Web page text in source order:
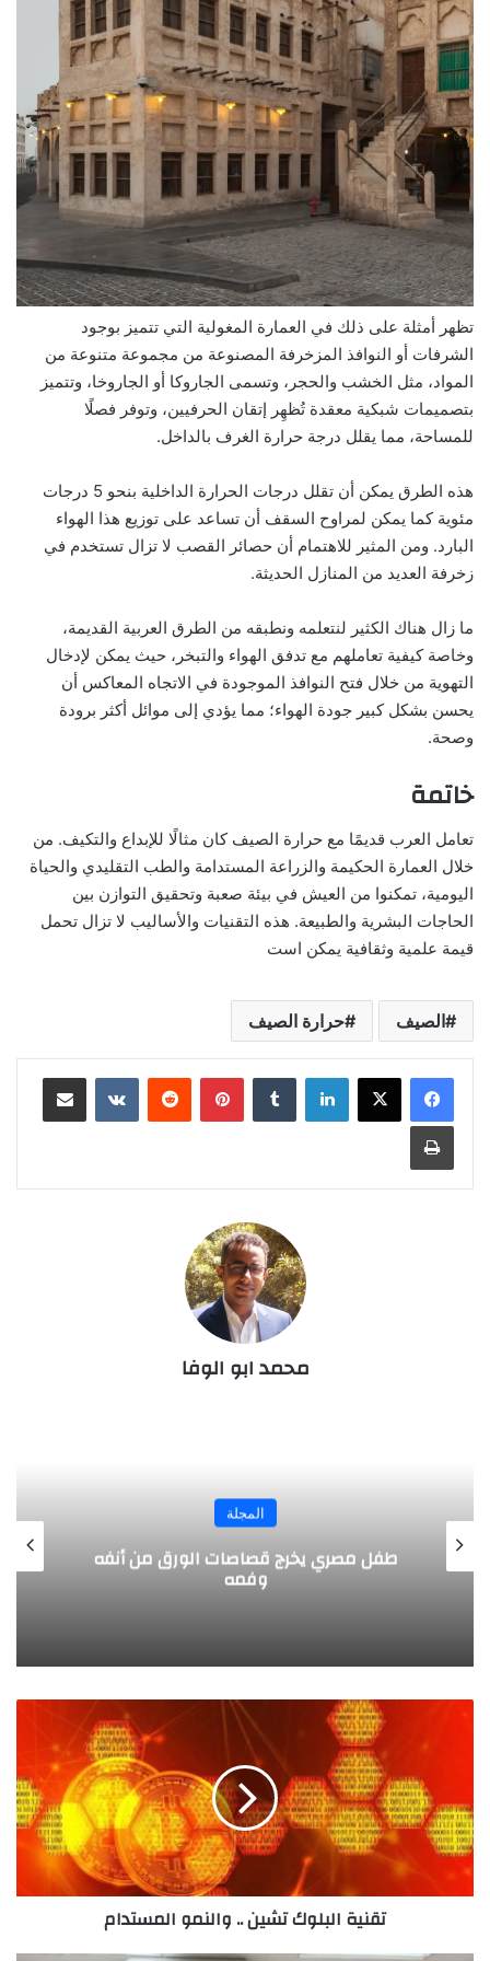
تظهر أمثلة على ذلك في العمارة المغولية التي تتميز بوجود
الشرفات أو النوافذ المزخرفة المصنوعة من مجموعة متنوعة من
المواد، مثل الخشب والحجر، وتسمى الجاروكا أو الجاروخا، وتتميز
بتصميمات شبكية معقدة تُظهِر إتقان الحرفيين، وتوفر فصلًا
للمساحة، مما يقلل درجة حرارة الغرف بالداخل.
هذه الطرق يمكن أن تقلل درجات الحرارة الداخلية بنحو 5 درجات
مئوية كما يمكن لمراوح السقف أن تساعد على توزيع هذا الهواء
البارد. ومن المثير للاهتمام أن حصائر القصب لا تزال تستخدم في
زخرفة العديد من المنازل الحديثة.
ما زال هناك الكثير لنتعلمه ونطبقه من الطرق العربية القديمة،
وخاصة كيفية تعاملهم مع تدفق الهواء والتبخر، حيث يمكن لإدخال
التهوية من خلال فتح النوافذ الموجودة في الاتجاه المعاكس أن
يحسن بشكل كبير جودة الهواء؛ مما يؤدي إلى موائل أكثر برودة
وصحة.
خاتمة
تعامل العرب قديمًا مع حرارة الصيف كان مثالًا للإبداع والتكيف. من
خلال العمارة الحكيمة والزراعة المستدامة والطب التقليدي والحياة
اليومية، تمكنوا من العيش في بيئة صعبة وتحقيق التوازن بين
الحاجات البشرية والطبيعة. هذه التقنيات والأساليب لا تزال تحمل
قيمة علمية وثقافية يمكن است
الصيف حرارة الصيف
لينكدإن بينتيريست
محمد ابو الوفا
المجلة
طفل مصري يخرج قصاصات الورق من أنفه
وفمه
ة
ا
ل
ب
ل
تقنية البلوك تشين .. والنمو المستدام